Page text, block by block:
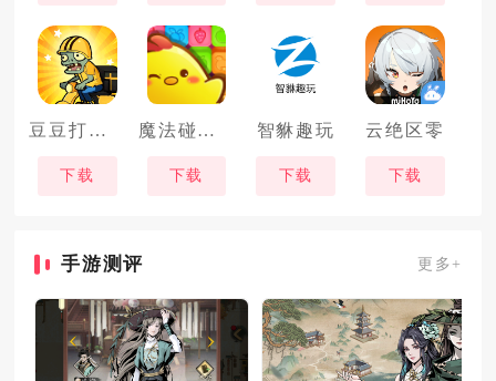
豆豆打僵尸
下载
魔法碰碰消
下载
智貅趣玩
下载
云绝区零
下载
手游测评 更多+